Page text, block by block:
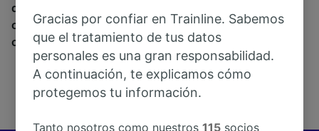
de tren y autobús incluyendo
otras. Descubre a dónde puedes ir desde Cosseria
con Trainline.
Gracias por confiar en Trainline. Sabemos
que el tratamiento de tus datos
personales es una gran responsabilidad.
A continuación, te explicamos cómo
protegemos tu información.
Tanto nosotros como nuestros115 socios